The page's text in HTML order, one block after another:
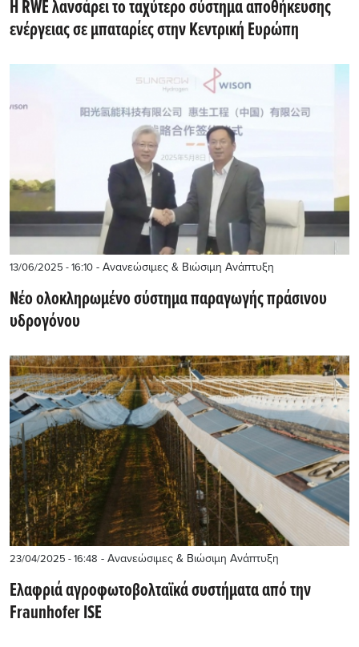
Η RWE λανσάρει το ταχύτερο σύστημα αποθήκευσης
ενέργειας σε μπαταρίες στην Κεντρική Ευρώπη
13/06/2025 - 16:10 - Ανανεώσιμες & Βιώσιμη Ανάπτυξη
Νέο ολοκληρωμένο σύστημα παραγωγής πράσινου
υδρογόνου
23/04/2025 - 16:48 - Ανανεώσιμες & Βιώσιμη Ανάπτυξη
Ελαφριά αγροφωτοβολταϊκά συστήματα από την
Fraunhofer ISE